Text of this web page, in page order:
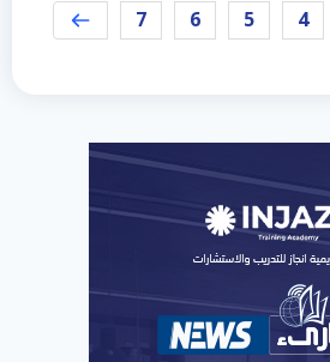
4
5
6
7